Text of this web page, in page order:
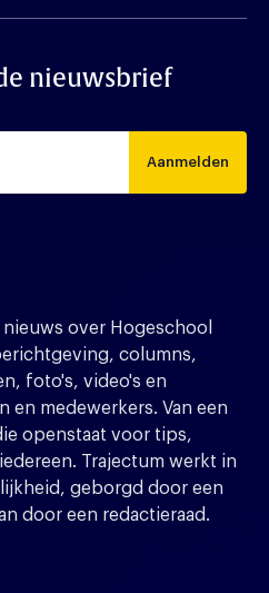
nieuwsbrief
Aanmelden
over Hogeschool
columns,
foto's, video's en
en medewerkers. Van een
openstaat voor tips,
Trajectum werkt in
geborgd door een
door een redactieraad.